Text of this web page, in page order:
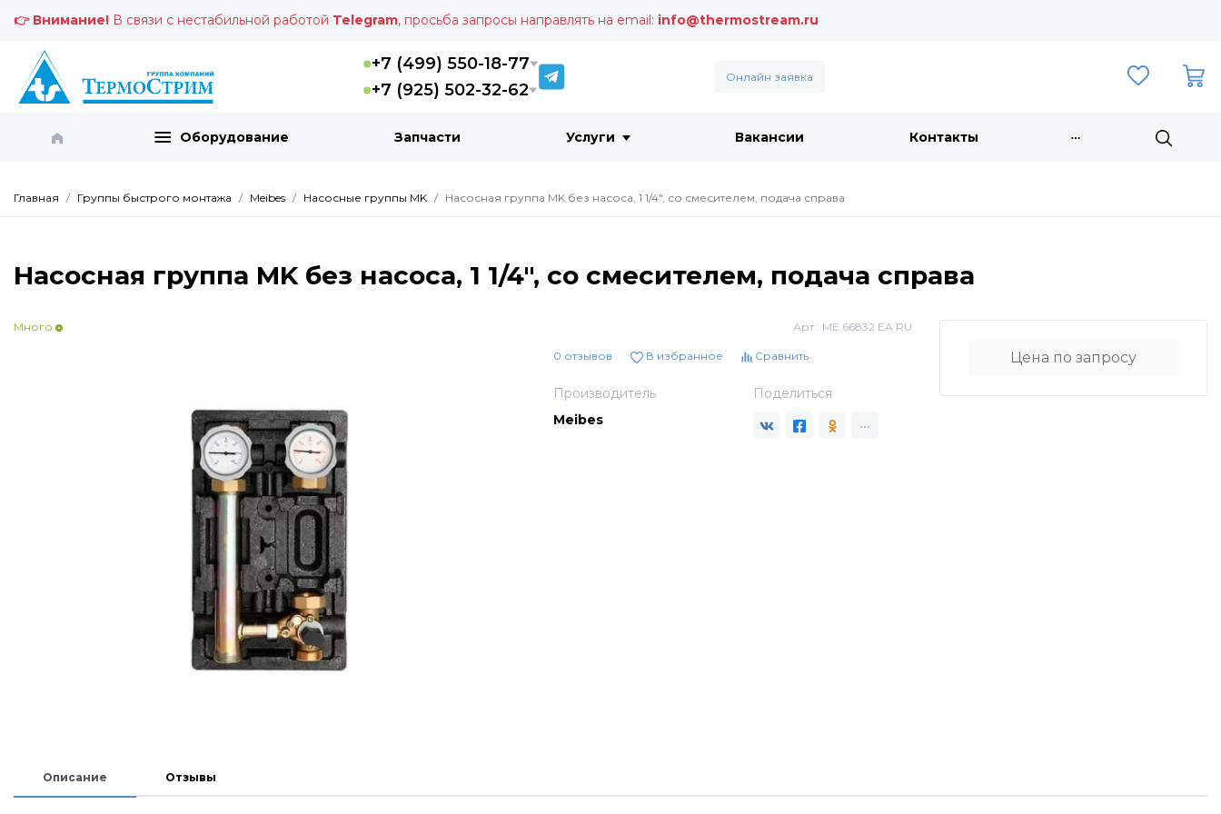
👉 Внимание! В связи с нестабильной работой Telegram, просьба запросы направлять на email: info@thermostream.ru
+7 (499) 550-18-77
+7 (925) 502-32-62
Онлайн заявка
Оборудование Запчасти Услуги Вакансии Контакты
Главная Группы быстрого монтажа Meibes Насосные группы MK Насосная группа MK без насоса, 1 1/4", со смесителем, подача справа
Насосная группа MK без насоса, 1 1/4", со смесителем, подача справа
Много Арт.: ME 66832 EA RU
0 отзывов В избранное Сравнить
Производитель
Meibes
Поделиться
Цена по запросу
Описание Отзывы